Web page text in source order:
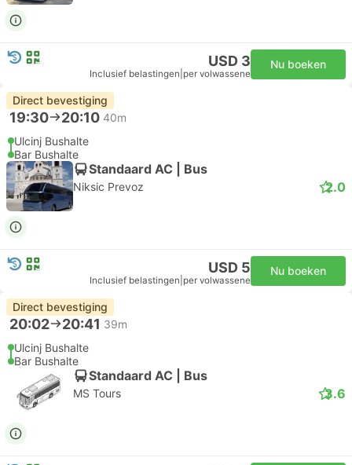
USD 3
Inclusief belastingen per volwassene
Nu boeken
Direct bevestiging
19:30 20:10 40m
Ulcinj Bushalte
Bar Bushalte
Standaard AC | Bus
Niksic Prevoz 2.0
USD 5
Inclusief belastingen per volwassene
Nu boeken
Direct bevestiging
20:02 20:41 39m
Ulcinj Bushalte
Bar Bushalte
Standaard AC | Bus
MS Tours 3.6